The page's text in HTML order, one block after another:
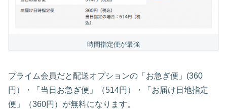
時間指定便が最強
プライム会員だと配送オプションの「お急ぎ便」(360
円）・「当日お急ぎ便」（514円）・「お届け日地指定
便」（360円）が無料になります。